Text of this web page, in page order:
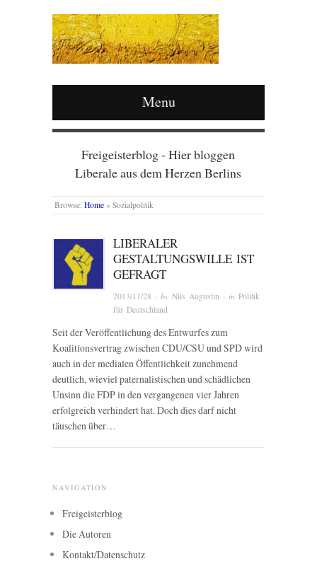
Menu
Freigeisterblog - Hier bloggen
Liberale aus dem Herzen Berlins
Browse: Home » Sozialpolitik
LIBERALER
GESTALTUNGSWILLE IST
GEFRAGT
2013/11/28 · byNils Augustin · inPolitik
für Deutschland
Seit der Veröffentlichung des Entwurfes zum
Koalitionsvertrag zwischen CDU/CSU und SPD wird
auch in der medialen Öffentlichkeit zunehmend
deutlich, wieviel paternalistischen und schädlichen
Unsinn die FDP in den vergangenen vier Jahren
erfolgreich verhindert hat. Doch dies darf nicht
täuschen über…
NAVIGATION
Freigeisterblog
Die Autoren
Kontakt/Datenschutz